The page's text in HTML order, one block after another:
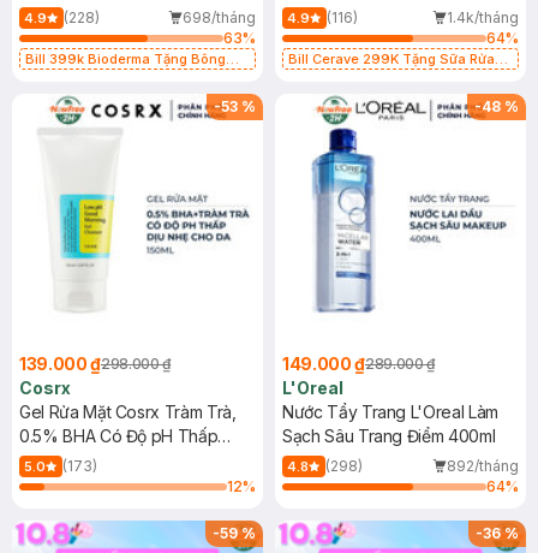
500ml
4.9 (228)
698/tháng
63%
Bill 399k Bioderma Tặng Bông
473ml
4.9 (116)
1.4k/tháng
64%
Bill Cerave 299K Tặng Sữa Rửa
-53 %
139.000 ₫298.000 ₫
Cosrx
Gel Rửa Mặt Cosrx Tràm Trà,
0.5% BHA Có Độ pH Thấp
150ml
5.0
(173)
12%
-48 %
149.000 ₫289.000 ₫
L'Oreal
Nước Tẩy Trang L'Oreal Làm
Sạch Sâu Trang Điểm 400ml
4.8 (298)
892/tháng
64%
-59% -36%